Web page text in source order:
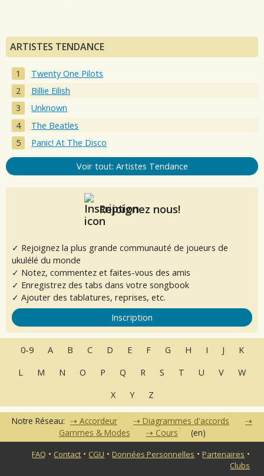
ARTISTES TENDANCE
Twenty One Pilots
Billie Eilish
Unknown
The Beatles
Panic! At The Disco
Voir tout: Artistes Tendance
Rejoignez nous!
✓ Rejoignez la plus grande communauté de joueurs de
ukulélé du monde
✓ Notez, commentez et faites-vous des amis
✓ Enregistrez des tabs dans votre songbook
✓ Ajouter des tablatures, reprises, etc.
Inscription
0-9 A B C D E F G H I J
K
L
M N O P Q R S T U V
W
X
Y Z
Notre Réseau: Accordeur
Diagrammes d'accords
Gammes & Modes
Cours (en)
FAQ • Contact • CGU •Données Personnelles •Partenaires •
Clubs